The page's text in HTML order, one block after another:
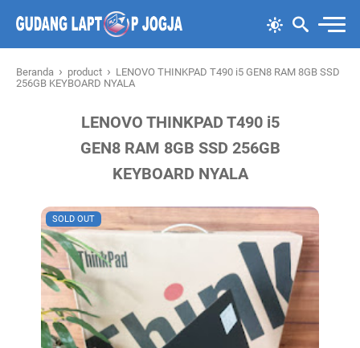
Beranda › product › LENOVO THINKPAD T490 i5 GEN8 RAM 8GB SSD
256GB KEYBOARD NYALA
LENOVO THINKPAD T490 i5
GEN8 RAM 8GB SSD 256GB
KEYBOARD NYALA
SOLD OUT